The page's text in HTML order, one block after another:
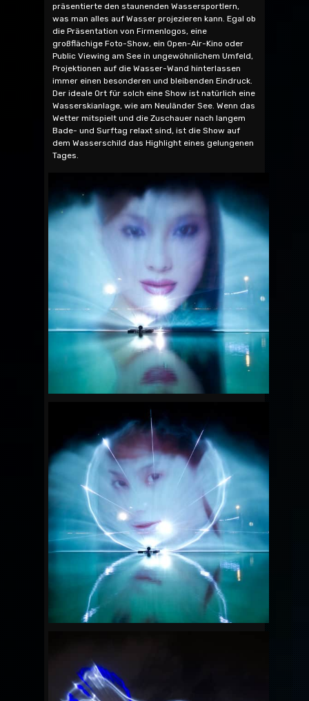
präsentierte den staunenden Wassersportlern,
was man alles auf Wasser projezieren kann. Egal ob
die Präsentation von Firmenlogos, eine
großflächige Foto-Show, ein Open-Air-Kino oder
Public Viewing am See in ungewöhnlichem Umfeld,
Projektionen auf die Wasser-Wand hinterlassen
immer einen besonderen und bleibenden Eindruck.
Der ideale Ort für solch eine Show ist natürlich eine
Wasserskianlage, wie am Neuländer See. Wenn das
Wetter mitspielt und die Zuschauer nach langem
Bade- und Surftag relaxt sind, ist die Show auf
dem Wasserschild das Highlight eines gelungenen
Tages.